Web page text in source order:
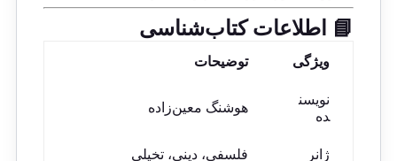
📘 اطلاعات کتاب‌شناسی
ویژگی توضیحات
نویسن
ده
هوشنگ معین‌زاده
ژانر فلسفی، دینی، تخیلی